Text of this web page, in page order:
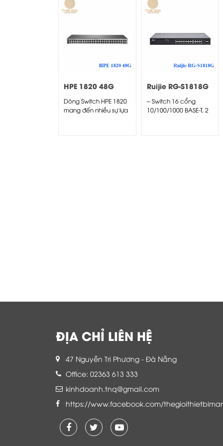
HPE 1820 48G
Switch
Dòng Switch HPE 1820
mang đến nhiều sự lựa
Ruijie RG-S1818G
– Switch 16 cổng
10/100/1000 BASE-T, 2
ĐỊA CHỈ LIÊN HỆ
47 Nguyễn Tri Phương - Đà Nẵng
Office: 02363 613 333
kinhdoanh.tnq@gmail.com
https://www.facebook.com/